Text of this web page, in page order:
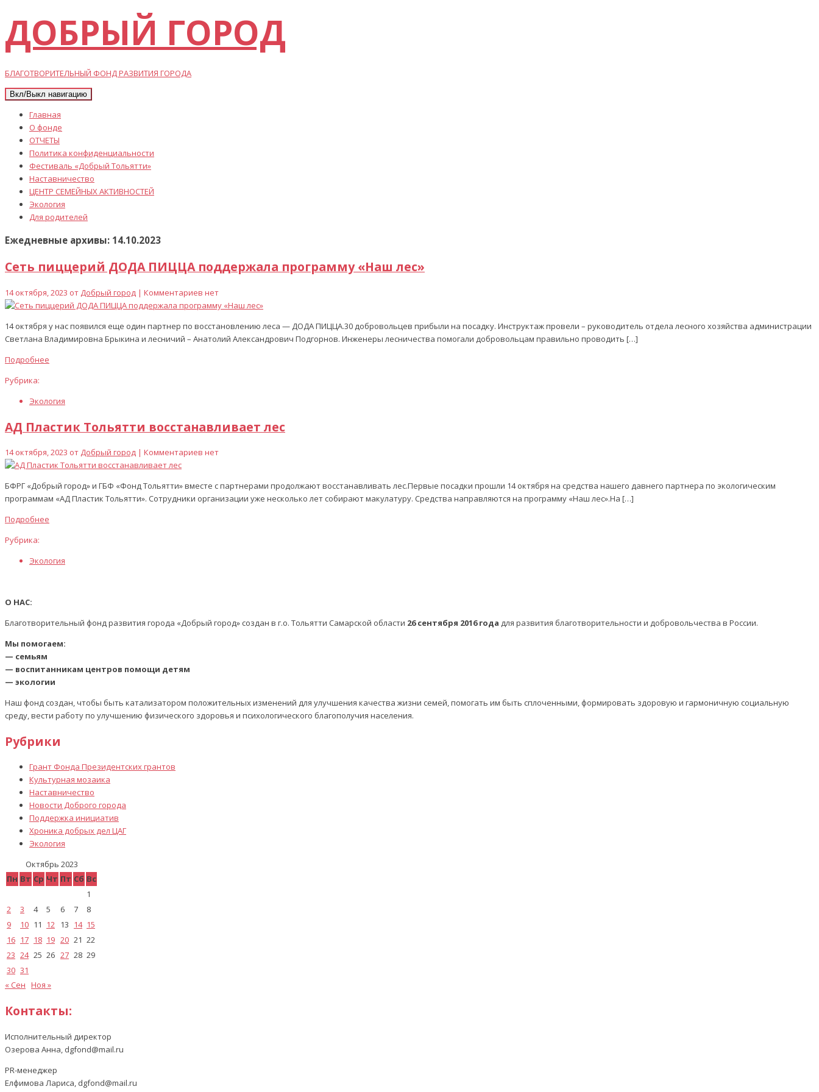
ДОБРЫЙ ГОРОД
БЛАГОТВОРИТЕЛЬНЫЙ ФОНД РАЗВИТИЯ ГОРОДА
Вкл/Выкл навигацию
Главная
О фонде
ОТЧЕТЫ
Политика конфиденциальности
Фестиваль «Добрый Тольятти»
Наставничество
ЦЕНТР СЕМЕЙНЫХ АКТИВНОСТЕЙ
Экология
Для родителей
Ежедневные архивы: 14.10.2023
Сеть пиццерий ДОДА ПИЦЦА поддержала программу «Наш лес»
14 октября, 2023 от Добрый город | Комментариев нет
14 октября у нас появился еще один партнер по восстановлению леса — ДОДА ПИЦЦА.30 добровольцев прибыли на посадку. Инструктаж провели – руководитель отдела лесного хозяйства администрации
Светлана Владимировна Брыкина и лесничий – Анатолий Александрович Подгорнов. Инженеры лесничества помогали добровольцам правильно проводить […]
Подробнее
Рубрика:
Экология
АД Пластик Тольятти восстанавливает лес
14 октября, 2023 от Добрый город | Комментариев нет
БФРГ «Добрый город» и ГБФ «Фонд Тольятти» вместе с партнерами продолжают восстанавливать лес.Первые посадки прошли 14 октября на средства нашего давнего партнера по экологическим
программам «АД Пластик Тольятти». Сотрудники организации уже несколько лет собирают макулатуру. Средства направляются на программу «Наш лес».На […]
Подробнее
Рубрика:
Экология
О НАС:
Благотворительный фонд развития города «Добрый город» создан в г.о. Тольятти Самарской области 26 сентября 2016 года для развития благотворительности и добровольчества в России.
Мы помогаем:
— семьям
— воспитанникам центров помощи детям
— экологии
Наш фонд создан, чтобы быть катализатором положительных изменений для улучшения качества жизни семей, помогать им быть сплоченными, формировать здоровую и гармоничную социальную
среду, вести работу по улучшению физического здоровья и психологического благополучия населения.
Рубрики
Грант Фонда Президентских грантов
Культурная мозаика
Наставничество
Новости Доброго города
Поддержка инициатив
Хроника добрых дел ЦАГ
Экология
Октябрь 2023
Пн Вт Ср Чт Пт Сб Вс
1
2
3 4 5 6 7
8
9
10 11 12 13 14 15
16 17 18 19 20 21 22
23 24 25 26 27 28 29
30 31
« Сен Ноя »
Контакты:
Исполнительный директор
Озерова Анна, dgfond@mail.ru
PR-менеджер
Елфимова Лариса, dgfond@mail.ru